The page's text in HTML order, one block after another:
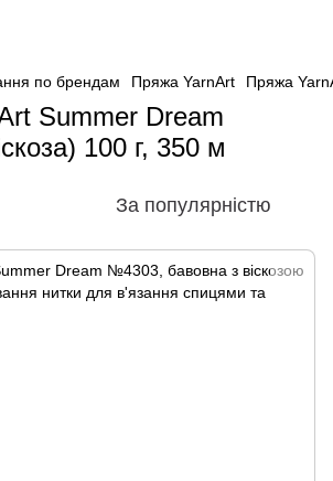
по брендам Пряжа YarnArt Пряжа
Summer Dream
100 г, 350 м
За популярністю